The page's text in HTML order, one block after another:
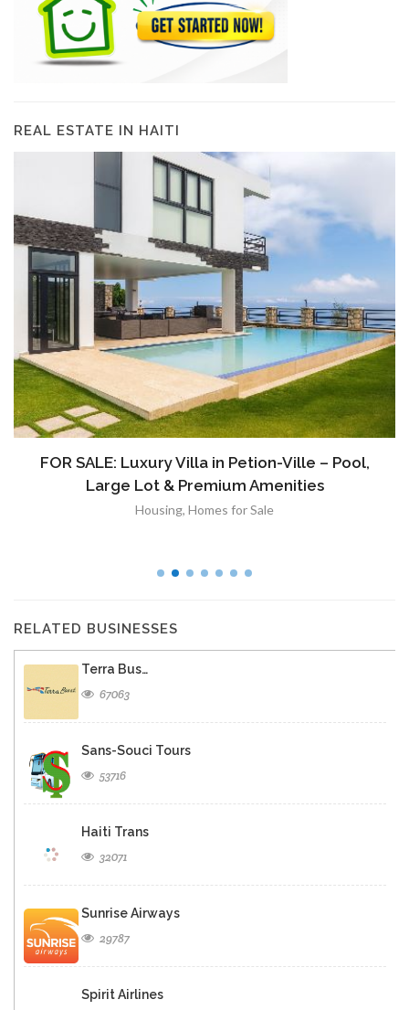
REAL ESTATE IN HAITI
FOR SALE: Luxury Villa in Petion-Ville – Pool,
Large Lot & Premium Amenities
Housing, Homes for Sale
RELATED BUSINESSES
Terra Bus…
67063
Sans-Souci Tours
53716
Haiti Trans
32071
Sunrise Airways
29787
Spirit Airlines